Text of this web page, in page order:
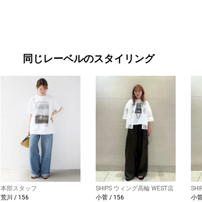
同じレーベルのスタイリング
本部スタッフ
荒川 / 156
SHIPS ウィング高輪 WEST店
小菅 / 156
小